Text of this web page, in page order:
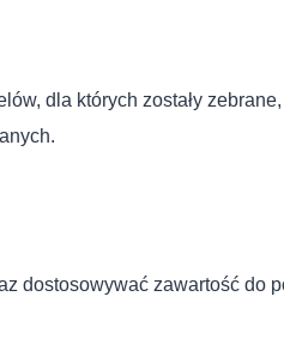
dla których zostały
dostosowywać zawartość do